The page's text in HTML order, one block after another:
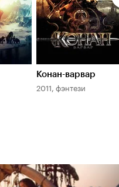
Конан-варвар
2011, фэнтези